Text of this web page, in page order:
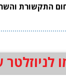
התקשורת
לניוזלטר